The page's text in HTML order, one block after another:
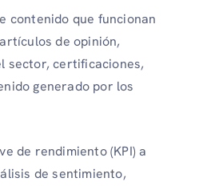
contenido que funcionan
de opinión,
sector, certificaciones,
generado por los
de rendimiento (KPI) a
de sentimiento,